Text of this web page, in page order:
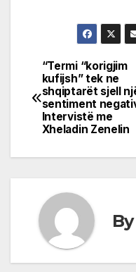
Post
“Termi “korigjim
kufijsh” tek ne
shqiptarët sjell
sentiment
Intervistë me
Xheladin Zenelin
By